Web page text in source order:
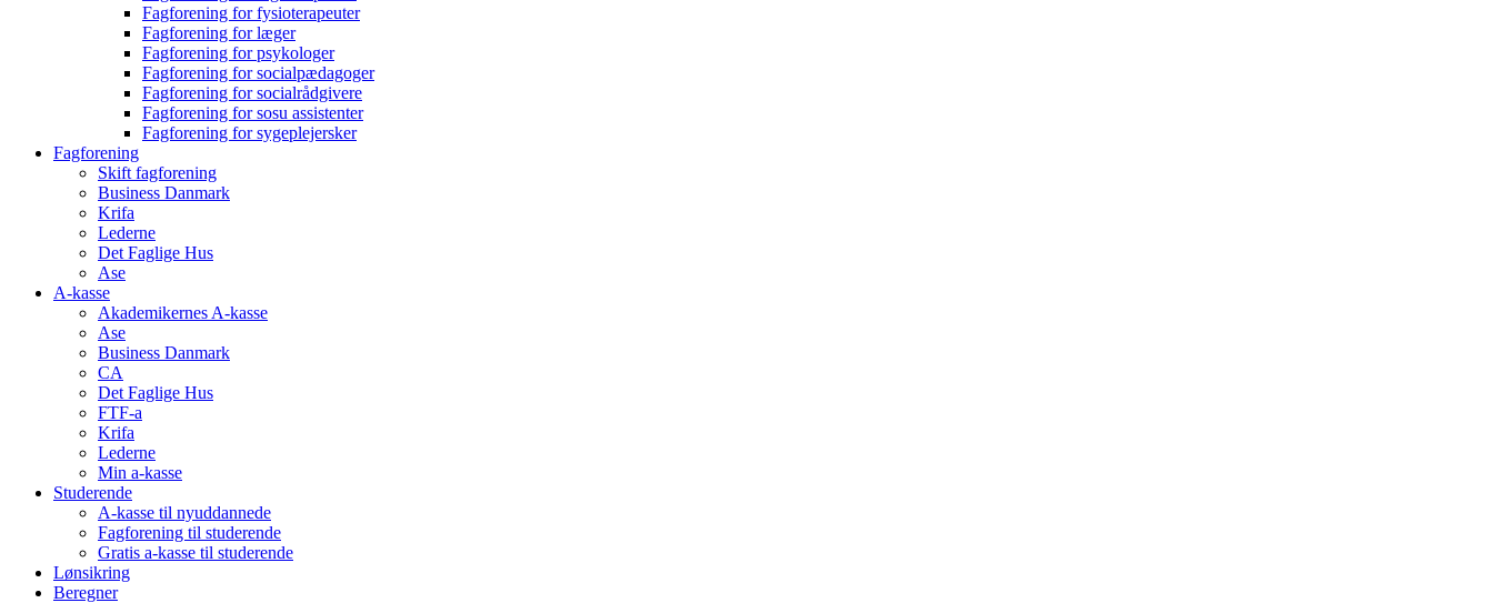
Fagforening for fysioterapeuter
Fagforening for læger
Fagforening for psykologer
Fagforening for socialpædagoger
Fagforening for socialrådgivere
Fagforening for sosu assistenter
Fagforening for sygeplejersker
Fagforening
Skift fagforening
Business Danmark
Krifa
Lederne
Det Faglige Hus
Ase
A-kasse
Akademikernes A-kasse
Ase
Business Danmark
CA
Det Faglige Hus
FTF-a
Krifa
Lederne
Min a-kasse
Studerende
A-kasse til nyuddannede
Fagforening til studerende
Gratis a-kasse til studerende
Lønsikring
Beregner